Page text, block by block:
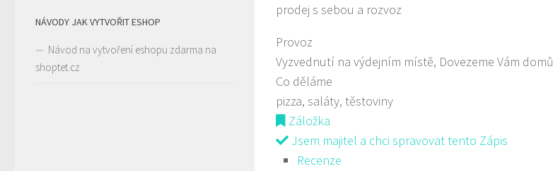
prodej s sebou a rozvoz
Provoz
Vyzvednutí na výdejním místě, Dovezeme Vám domů
Co děláme
pizza, saláty, těstoviny
Záložka
Jsem majitel a chci spravovat tento Zápis
Recenze
NÁVODY JAK VYTVOŘIT ESHOP
Návod na vytvoření eshopu zdarma na
shoptet.cz